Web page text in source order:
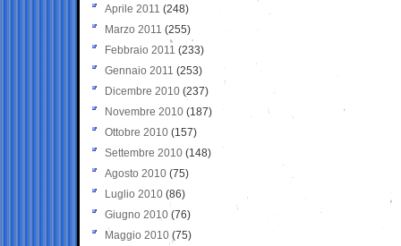
Aprile 2011 (248)
Marzo 2011 (255)
Febbraio 2011 (233)
Gennaio 2011 (253)
Dicembre 2010 (237)
Novembre 2010 (187)
Ottobre 2010 (157)
Settembre 2010 (148)
Agosto 2010 (75)
Luglio 2010 (86)
Giugno 2010 (76)
Maggio 2010 (75)